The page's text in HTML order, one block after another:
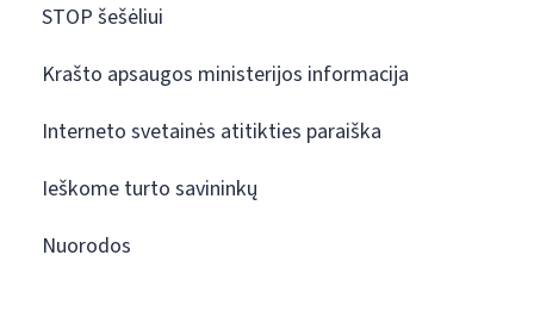
STOP šešėliui
Krašto apsaugos ministerijos informacija
Interneto svetainės atitikties paraiška
Ieškome turto savininkų
Nuorodos